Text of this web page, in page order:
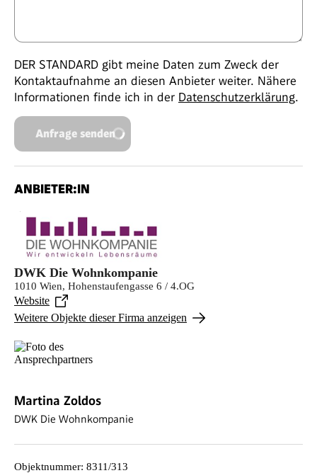
DER STANDARD gibt meine Daten zum Zweck der
Kontaktaufnahme an diesen Anbieter weiter. Nähere
Informationen finde ich in der Datenschutzerklärung.
Anfrage senden
ANBIETER:IN
DWK Die Wohnkompanie
1010 Wien, Hohenstaufengasse 6 / 4.OG
Website
Weitere Objekte dieser Firma anzeigen
Martina Zoldos
DWK Die Wohnkompanie
Objektnummer: 8311/313